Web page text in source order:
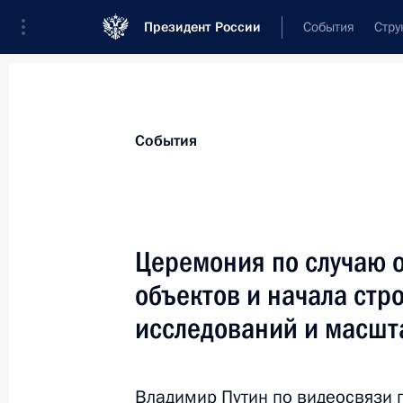
Президент России События
Указ о национальных целях
7 мая 2024 года, 18:40
События
Церемония по случаю
объектов и начала
исследований и
Владимир Путин по видеосвязи